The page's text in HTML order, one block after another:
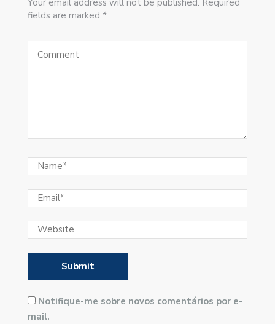
fields are marked *
Notifique-me sobre novos comentários por e-
mail.